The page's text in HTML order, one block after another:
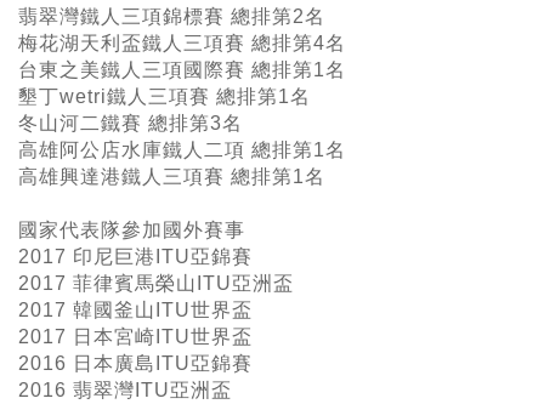
翡翠灣鐵人三項錦標賽 總排第2名
梅花湖天利盃鐵人三項賽 總排第4名
台東之美鐵人三項國際賽 總排第1名
墾丁wetri鐵人三項賽 總排第1名
冬山河二鐵賽 總排第3名
高雄阿公店水庫鐵人二項 總排第1名
高雄興達港鐵人三項賽 總排第1名
國家代表隊參加國外賽事
2017 印尼巨港ITU亞錦賽
2017 菲律賓馬榮山ITU亞洲盃
2017 韓國釜山ITU世界盃
2017 日本宮崎ITU世界盃
2016 日本廣島ITU亞錦賽
2016 翡翠灣ITU亞洲盃